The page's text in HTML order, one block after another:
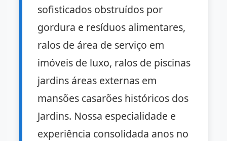
sofisticados obstruídos por
gordura e resíduos alimentares,
ralos de área de serviço em
imóveis de luxo, ralos de piscinas
jardins áreas externas em
mansões casarões históricos dos
Jardins. Nossa especialidade e
experiência consolidada anos no